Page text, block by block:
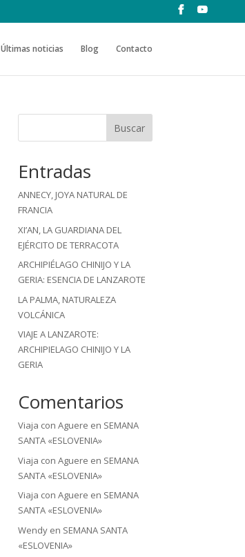
Últimas noticias Blog Contacto
Buscar
Entradas
ANNECY, JOYA NATURAL DE
FRANCIA
XI’AN, LA GUARDIANA DEL
EJÉRCITO DE TERRACOTA
ARCHIPIÉLAGO CHINIJO Y LA
GERIA: ESENCIA DE LANZAROTE
LA PALMA, NATURALEZA
VOLCÁNICA
VIAJE A LANZAROTE:
ARCHIPIELAGO CHINIJO Y LA
GERIA
Comentarios
Viaja con Aguere en SEMANA
SANTA «ESLOVENIA»
Viaja con Aguere en SEMANA
SANTA «ESLOVENIA»
Viaja con Aguere en SEMANA
SANTA «ESLOVENIA»
Wendy en SEMANA SANTA
«ESLOVENIA»